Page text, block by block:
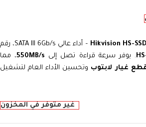
– أداء عالي SATA III 6Gb/s، رقم
. يوفر سرعة قراءة تصل إلى 550MB/s، مما
غيار لابتوب وتحسين الأداء العام لتشغيل
غير متوفر في المخزون